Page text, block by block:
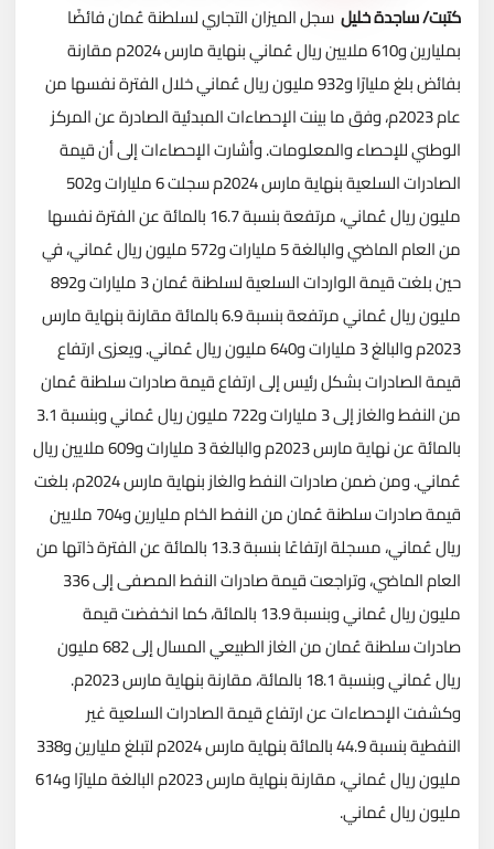
كتبت/ ساجدة خليل سجل الميزان التجاري لسلطنة عُمان فائضًا
بمليارين و610 ملايين ريال عُماني بنهاية مارس 2024م مقارنة
بفائض بلغ مليارًا و932 مليون ريال عُماني خلال الفترة نفسها من
عام 2023م، وفق ما بينت الإحصاءات المبدئية الصادرة عن المركز
الوطني للإحصاء والمعلومات. وأشارت الإحصاءات إلى أن قيمة
الصادرات السلعية بنهاية مارس 2024م سجلت 6 مليارات و502
مليون ريال عُماني، مرتفعة بنسبة 16.7 بالمائة عن الفترة نفسها
من العام الماضي والبالغة 5 مليارات و572 مليون ريال عُماني، في
حين بلغت قيمة الواردات السلعية لسلطنة عُمان 3 مليارات و892
مليون ريال عُماني مرتفعة بنسبة 6.9 بالمائة مقارنة بنهاية مارس
2023م والبالغ 3 مليارات و640 مليون ريال عُماني. ويعزى ارتفاع
قيمة الصادرات بشكل رئيس إلى ارتفاع قيمة صادرات سلطنة عُمان
من النفط والغاز إلى 3 مليارات و722 مليون ريال عُماني وبنسبة 3.1
بالمائة عن نهاية مارس 2023م والبالغة 3 مليارات و609 ملايين ريال
عُماني. ومن ضمن صادرات النفط والغاز بنهاية مارس 2024م، بلغت
قيمة صادرات سلطنة عُمان من النفط الخام مليارين و704 ملايين
ريال عُماني، مسجلة ارتفاعًا بنسبة 13.3 بالمائة عن الفترة ذاتها من
العام الماضي، وتراجعت قيمة صادرات النفط المصفى إلى 336
مليون ريال عُماني وبنسبة 13.9 بالمائة، كما انخفضت قيمة
صادرات سلطنة عُمان من الغاز الطبيعي المسال إلى 682 مليون
ريال عُماني وبنسبة 18.1 بالمائة، مقارنة بنهاية مارس 2023م.
وكشفت الإحصاءات عن ارتفاع قيمة الصادرات السلعية غير
النفطية بنسبة 44.9 بالمائة بنهاية مارس 2024م لتبلغ مليارين و338
مليون ريال عُماني، مقارنة بنهاية مارس 2023م البالغة مليارًا و614
مليون ريال عُماني.